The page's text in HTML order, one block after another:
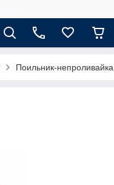
Поильник-